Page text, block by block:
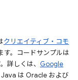
クリエイティブ・コモ
す。コードサンプルは
詳しくは、 Google
Java は Oracle および